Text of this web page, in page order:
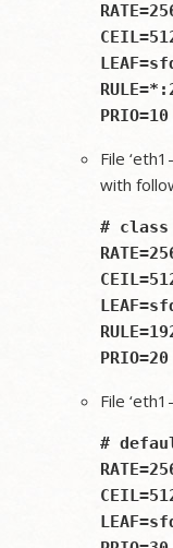
File
with
#
File
#